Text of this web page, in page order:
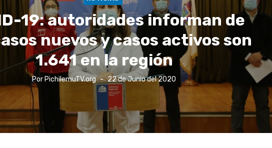
19: autoridades informan de
nuevos y casos activos son
1.641 en la región
Por PichilemuTV.org
Publicado
el
22 de Junio del 2020